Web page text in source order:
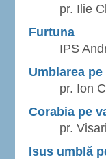
pr. Ilie
Furtuna
IPS
Umblarea
pr. Ion
Corabia pe
pr.
Isus umblă